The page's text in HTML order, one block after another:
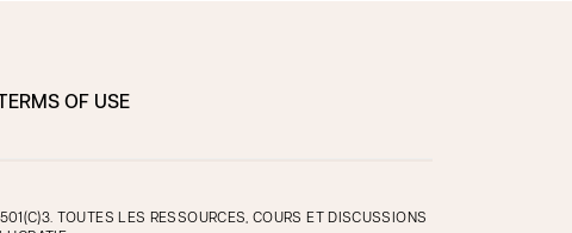
TERMS OF USE
TOUTES LES RESSOURCES, COURS ET DISCUSSIONS